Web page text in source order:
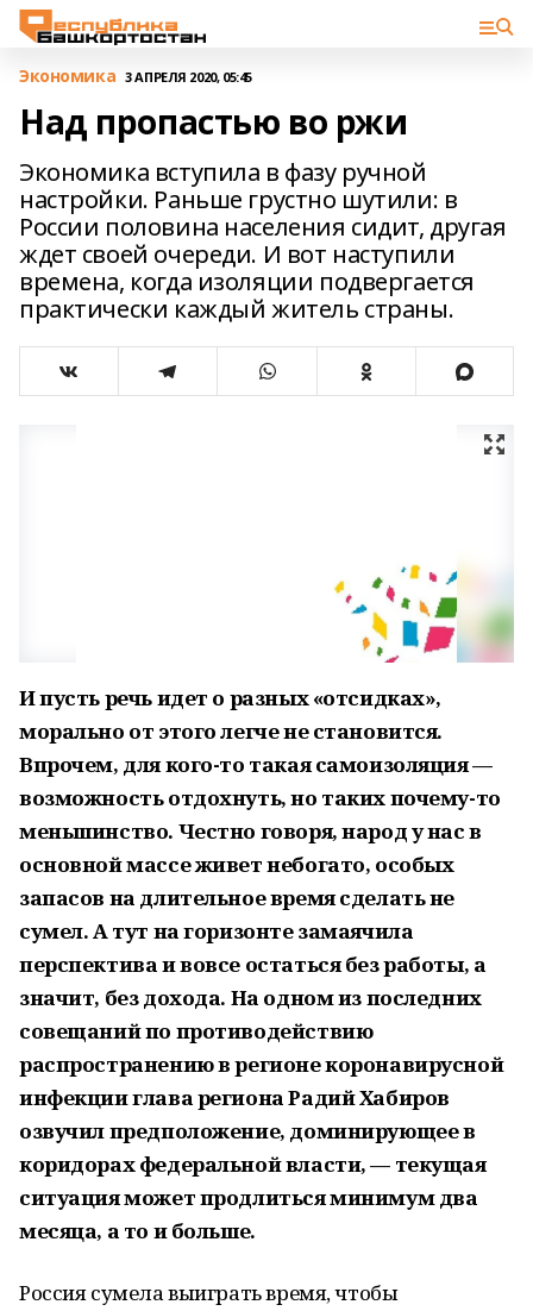
Экономика 3 АПРЕЛЯ 2020, 05:45
Над пропастью во ржи
Экономика вступила в фазу ручной
настройки. Раньше грустно шутили: в
России половина населения сидит, другая
ждет своей очереди. И вот наступили
времена, когда изоляции подвергается
практически каждый житель страны.
И пусть речь идет о разных «отсидках»,
морально от этого легче не становится.
Впрочем, для кого-то такая самоизоляция —
возможность отдохнуть, но таких почему-то
меньшинство. Честно говоря, народ у нас в
основной массе живет небогато, особых
запасов на длительное время сделать не
сумел. А тут на горизонте замаячила
перспектива и вовсе остаться без работы, а
значит, без дохода. На одном из последних
совещаний по противодействию
распространению в регионе коронавирусной
инфекции глава региона Радий Хабиров
озвучил предположение, доминирующее в
коридорах федеральной власти, — текущая
ситуация может продлиться минимум два
месяца, а то и больше.
Россия сумела выиграть время, чтобы